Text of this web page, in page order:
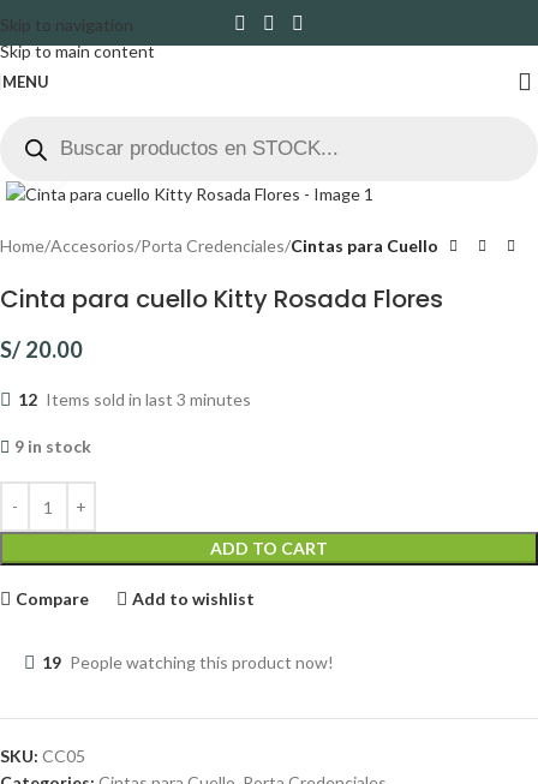
Skip to navigation
Skip to main content
MENU
Click to enlarge
Home Accesorios Porta Credenciales Cintas para Cuello
Cinta para cuello Kitty Rosada Flores
S/ 20.00
12 Items sold in last 3 minutes
9 in stock
ADD TO CART
Compare Add to wishlist
19 People watching this product now!
SKU: CC05